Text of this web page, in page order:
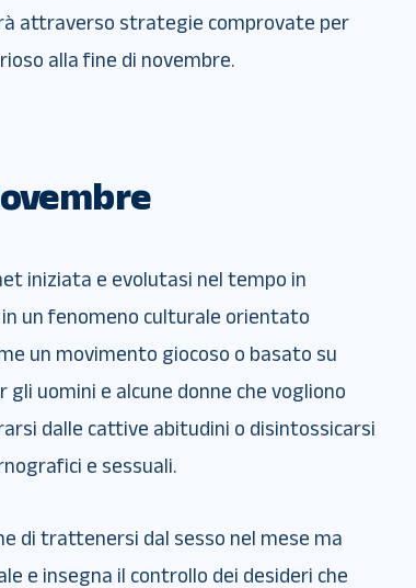
attraverso strategie comprovate per
alla fine di novembre.
iniziata e evolutasi nel tempo in
un fenomeno culturale orientato
un movimento giocoso o basato su
uomini e alcune donne che vogliono
dalle cattive abitudini o disintossicarsi
e sessuali.
di trattenersi dal sesso nel mese ma
e insegna il controllo dei desideri che